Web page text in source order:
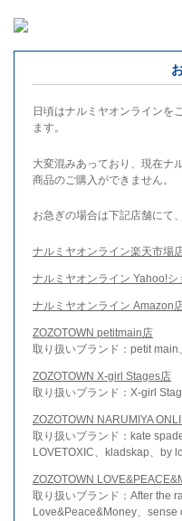
日頃はナルミヤオンラインを
ます。
大変混みあっており、現在ナ
商品のご購入ができません。
お急ぎの場合は下記店舗にて
ナルミヤオンライン楽天市場
ナルミヤオンライン Yahoo!シ
ナルミヤオンライン Amazon
ZOZOTOWN petitmain店
取り扱いブランド：petit
ZOZOTOWN X-girl Stages店
取り扱いブランド：X-girl
ZOZOTOWN NARUMIYA
取り扱いブランド：kate
LOVETOXIC、kladskap、by
ZOZOTOWN
取り扱いブランド：After the
Love&Peace&Money、sense